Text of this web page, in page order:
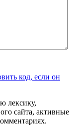
лексику,
сайта, активные